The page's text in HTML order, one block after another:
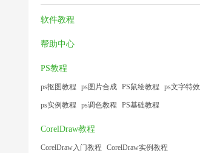
软件教程
帮助中心
PS教程
ps抠图教程 ps图片合成 PS鼠绘教程 ps文字特效
ps实例教程 ps调色教程 PS基础教程
CorelDraw教程
CorelDraw入门教程 CorelDraw实例教程